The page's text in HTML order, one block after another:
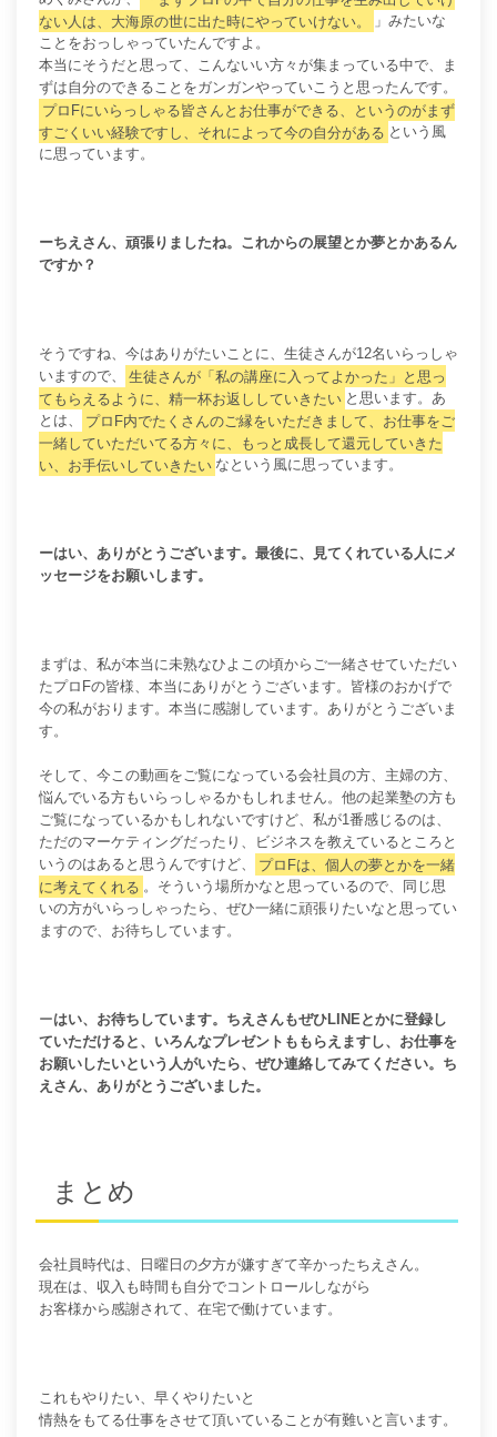
ない人は、大海原の世に出た時にやっていけない。
」みたいな
ことをおっしゃっていたんですよ。
本当にそうだと思って、こんないい方々が集まっている中で、ま
ずは自分のできることをガンガンやっていこうと思ったんです。
プロFにいらっしゃる皆さんとお仕事ができる、というのがまず
すごくいい経験ですし、それによって今の自分がある という風
に思っています。
ーちえさん、頑張りましたね。これからの展望とか夢とかあるん
ですか？
そうですね、今はありがたいことに、生徒さんが12名いらっしゃ
いますので、
生徒さんが「私の講座に入ってよかった」と思っ
てもらえるように、精一杯お返ししていきたい と思います。あ
とは、
プロF内でたくさんのご縁をいただきまして、お仕事をご
一緒していただいてる方々に、もっと成長して還元していきた
い、お手伝いしていきたい なという風に思っています。
ーはい、ありがとうございます。最後に、見てくれている人にメ
ッセージをお願いします。
まずは、私が本当に未熟なひよこの頃からご一緒させていただい
たプロFの皆様、本当にありがとうございます。皆様のおかげで
今の私がおります。本当に感謝しています。ありがとうございま
す。
そして、今この動画をご覧になっている会社員の方、主婦の方、
悩んでいる方もいらっしゃるかもしれません。他の起業塾の方も
ご覧になっているかもしれないですけど、私が1番感じるのは、
ただのマーケティングだったり、ビジネスを教えているところと
いうのはあると思うんですけど、
プロFは、個人の夢とかを一緒
に考えてくれる 。そういう場所かなと思っているので、同じ思
いの方がいらっしゃったら、ぜひ一緒に頑張りたいなと思ってい
ますので、お待ちしています。
ーはい、お待ちしています。 ちえさんもぜひLINEとかに登録し
ていただけると、いろんなプレゼントももらえますし、お仕事を
お願いしたいという人がいたら、ぜひ連絡してみてください。ち
えさん、ありがとうございました。
まとめ
会社員時代は、日曜日の夕方が嫌すぎて辛かったちえさん。
現在は、収入も時間も自分でコントロールしながら
お客様から感謝されて、在宅で働けています。
これもやりたい、早くやりたいと
情熱をもてる仕事をさせて頂いていることが有難いと言います。